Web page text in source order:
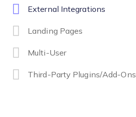
External Integrations
Landing Pages
Multi-User
Third-Party Plugins/Add-Ons